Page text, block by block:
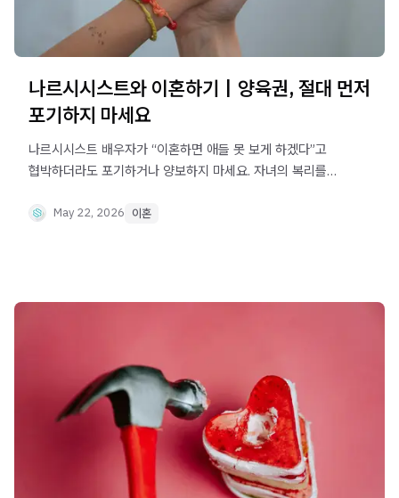
나르시시스트와 이혼하기｜양육권, 절대 먼저
포기하지 마세요
나르시시스트 배우자가 “이혼하면 애들 못 보게 하겠다”고
협박하더라도 포기하거나 양보하지 마세요. 자녀의 복리를
정리했습니다.
May 22, 2026 이혼